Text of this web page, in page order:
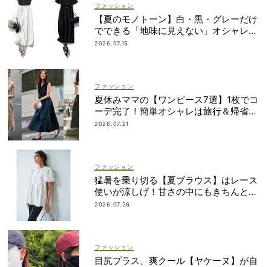
ファッション
【夏のモノトーン】白・黒・グレーだけ
でできる「地味に見えない」オシャレ４
選
2026.07.15
ファッション
夏休みママの【ワンピース7選】1枚でコ
ーデ完了！簡単オシャレは旅行＆帰省に
も
2026.07.21
ファッション
猛暑を乗り切る【夏ブラウス】はレース
使いが涼しげ！甘さの中にもきちんと感
を
2026.07.26
ファッション
目尻プラス、爽クール【ヤケーヌ】が自